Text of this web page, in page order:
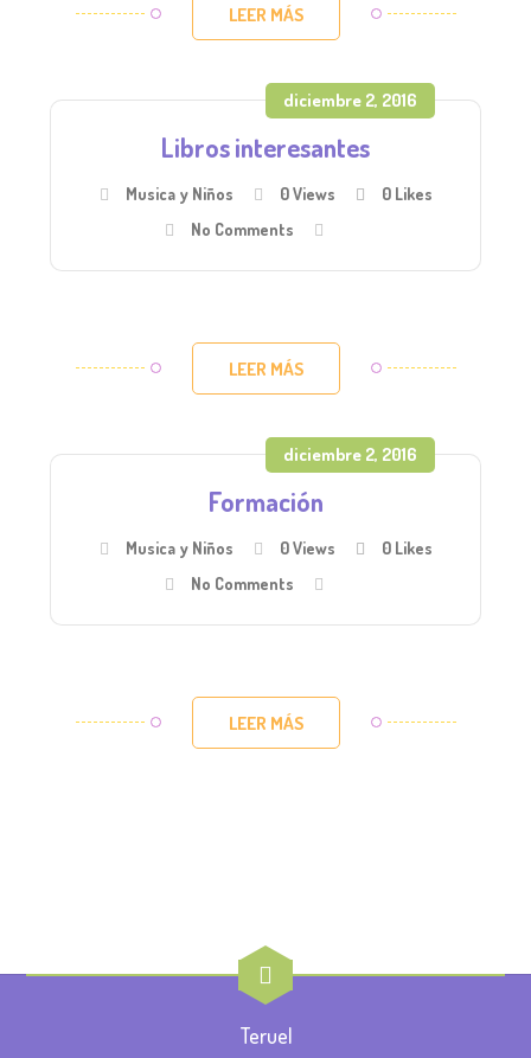
LEER MÁS
diciembre 2, 2016
Libros interesantes
Musica y Niños 0 Views 0Likes
No Comments
LEER MÁS
diciembre 2, 2016
Formación
Musica y Niños 0 Views 0Likes
No Comments
LEER MÁS
Teruel